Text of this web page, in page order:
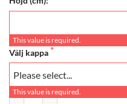
This value is required.
Välj kappa
This value is required.